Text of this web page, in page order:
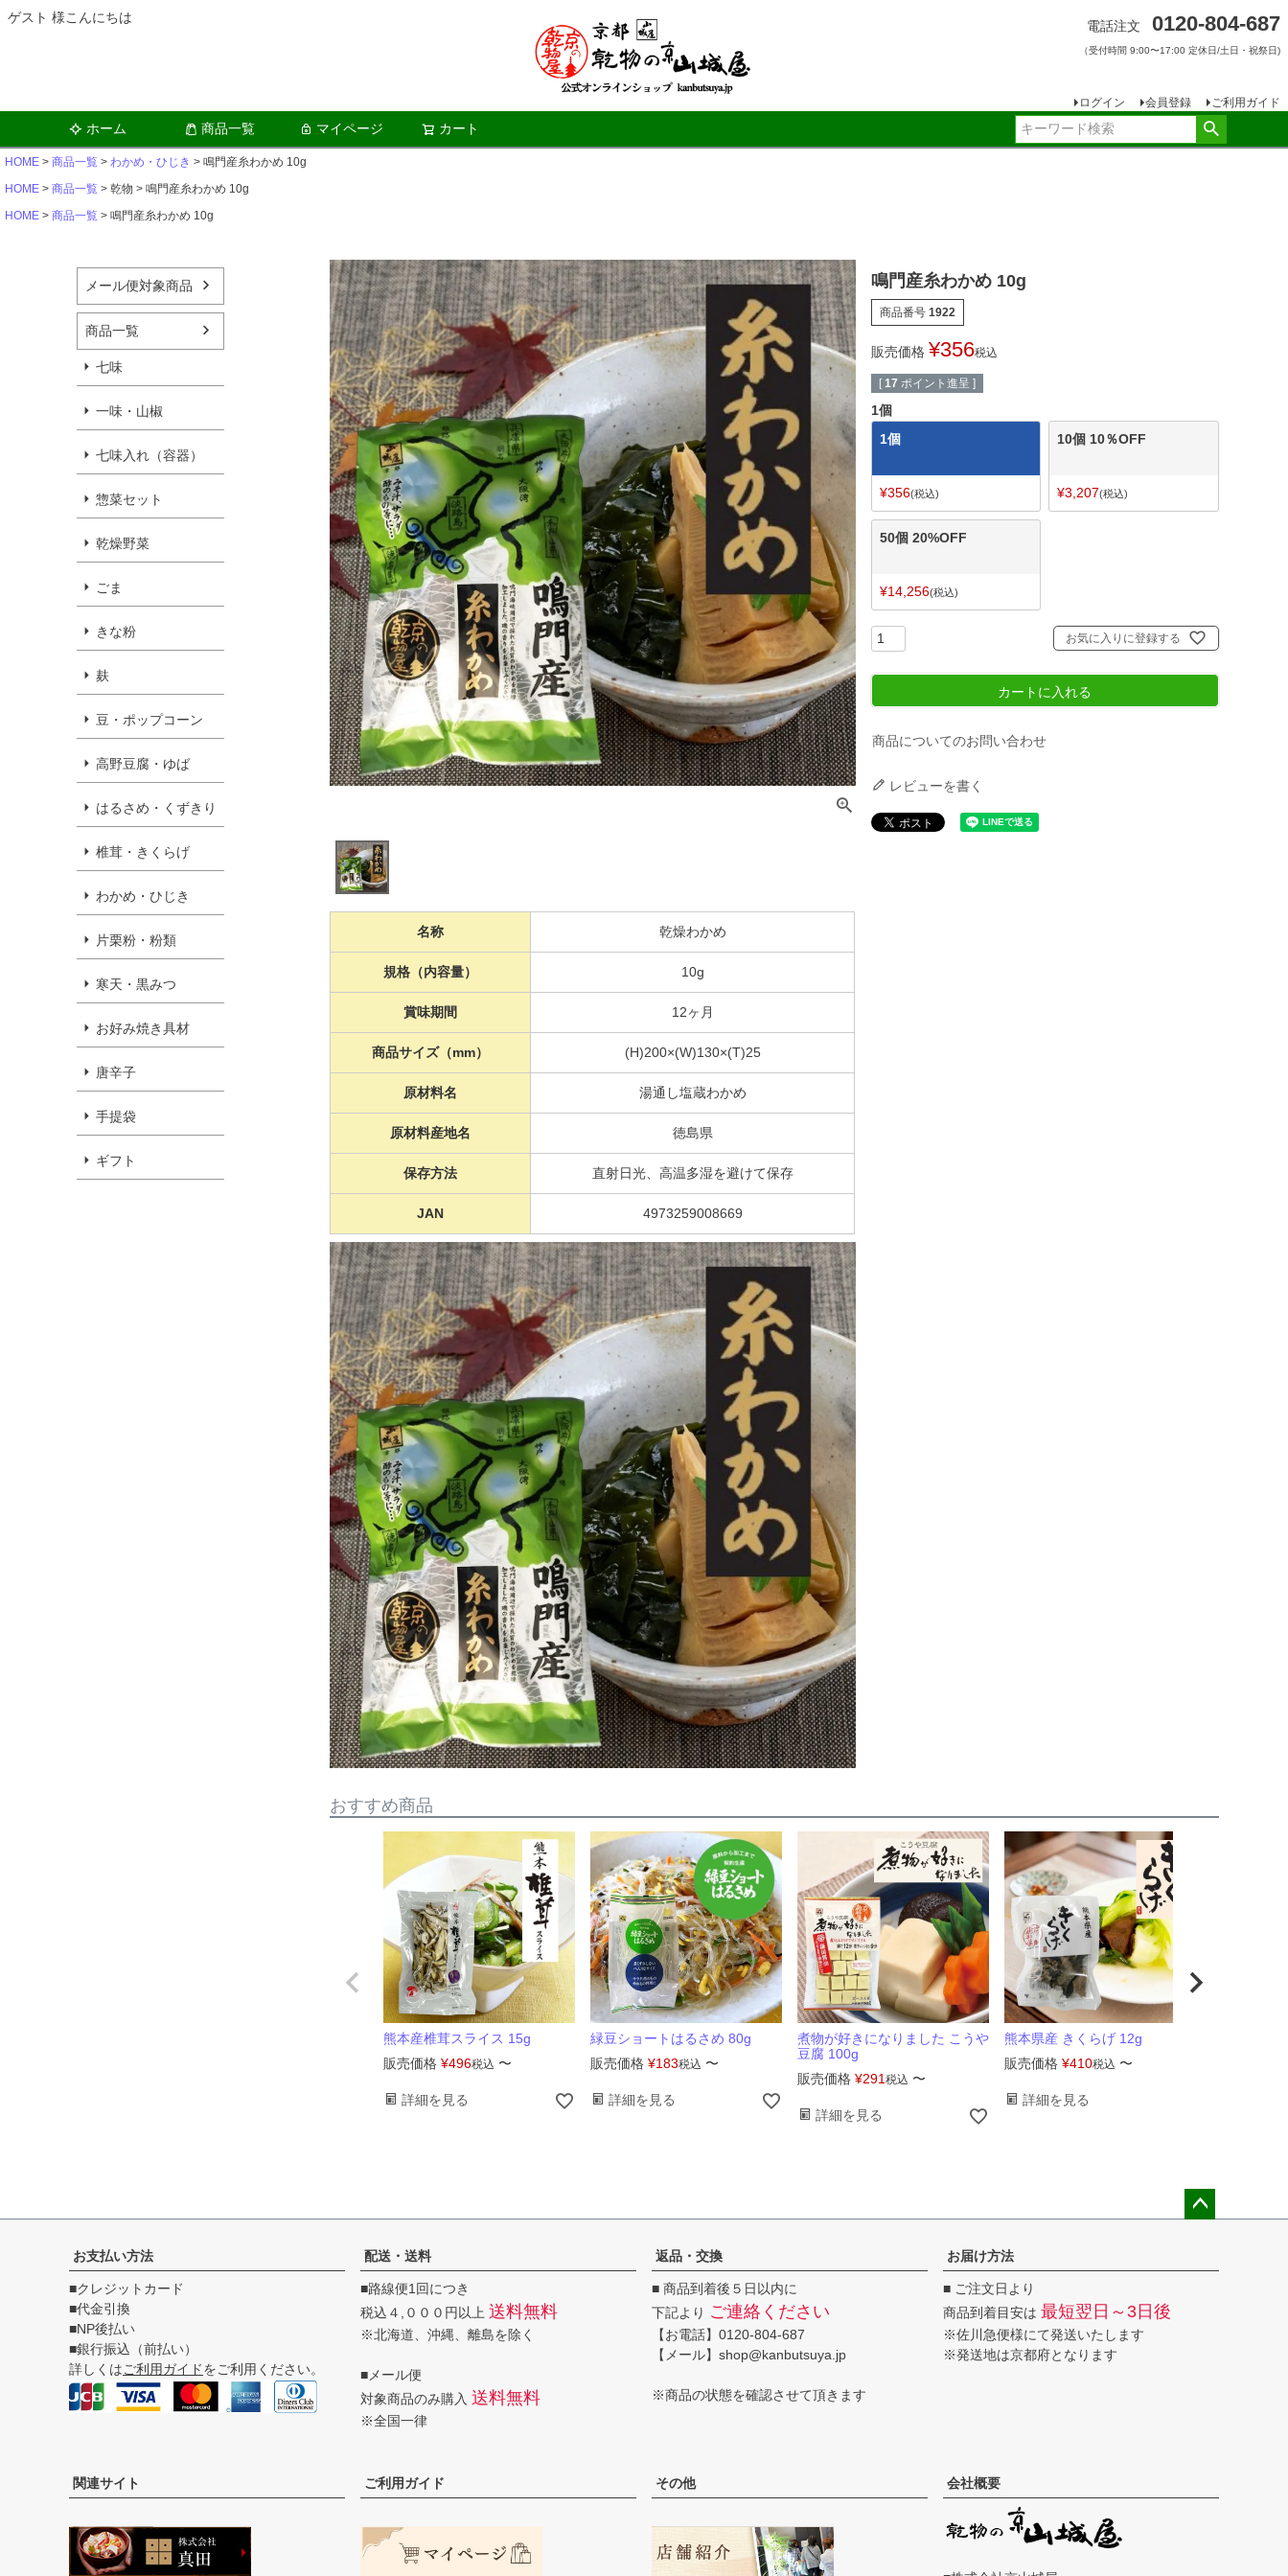
電話注文 0120-804-687
（受付時間 9:00〜17:00 定休日/土日・祝祭日)
ログイン 会員登録 ご利用ガイド
ゲスト 様こんにちは
ホーム 商品一覧 マイページ カート
HOME 商品一覧 わかめ・ひじき
鳴門産糸わかめ 10g
HOME
商品一覧 乾物
鳴門産糸わかめ 10g
HOME
商品一覧 鳴門産糸わかめ 10g
メール便対象商品
商品一覧
七味
一味・山椒
七味入れ（容器）
惣菜セット
乾燥野菜
ごま
きな粉
麸
豆・ポップコーン
高野豆腐・ゆば
はるさめ・くずきり
椎茸・きくらげ
わかめ・ひじき
片栗粉・粉類
寒天・黒みつ
お好み焼き具材
唐辛子
手提袋
ギフト
名称 乾燥わかめ
規格（内容量） 10g
賞味期間 12ヶ月
商品サイズ（mm） (H)200×(W)130×(T)25
原材料名 湯通し塩蔵わかめ
原材料産地名 徳島県
保存方法 直射日光、高温多湿を避けて保存
JAN 4973259008669
鳴門産糸わかめ 10g
商品番号 1922
販売価格 ¥356税込
[ 17 ポイント進呈 ]
1個
1個
¥356 税込
10個 10％OFF
¥3,207 税込
50個 20%OFF
¥14,256 税込
お気に入りに登録する
カートに入れる
商品についてのお問い合わせ
レビューを書く
おすすめ商品
熊本産椎茸スライス 15g
販売価格 ¥496税込 〜
詳細を見る
緑豆ショートはるさめ 80g
販売価格 ¥183税込 〜
詳細を見る
煮物が好きになりました こうや
豆腐 100g
販売価格 ¥291税込 〜
詳細を見る
熊本県産 きくらげ 12g
販売価格 ¥410税込 〜
詳細を見る
ップ
お支払い方法
■クレジットカード
■代金引換
■NP後払い
■銀行振込（前払い）
詳しくはご利用ガイドをご利用ください。
配送・送料
■路線便1回につき
税込４,０００円以上 送料無料
※北海道、沖縄、離島を除く
■メール便
対象商品のみ購入 送料無料
※全国一律
返品・交換
■ 商品到着後５日以内に
下記より ご連絡ください
【お電話】0120-804-687
【メール】shop@kanbutsuya.jp
※商品の状態を確認させて頂きます
お届け方法
■ ご注文日より
商品到着目安は 最短翌日～3日後
※佐川急便様にて発送いたします
※発送地は京都府となります
関連サイト ご利用ガイド その他 会社概要